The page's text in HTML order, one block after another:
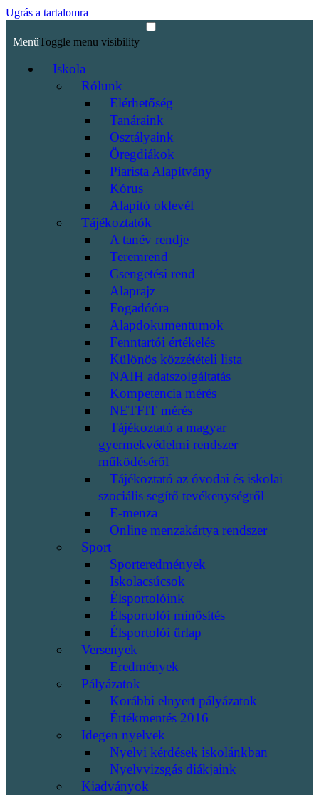
Ugrás a tartalomra
MenüToggle menu visibility
Iskola
Rólunk
Elérhetőség
Tanáraink
Osztályaink
Öregdiákok
Piarista Alapítvány
Kórus
Alapító oklevél
Tájékoztatók
A tanév rendje
Teremrend
Csengetési rend
Alaprajz
Fogadóóra
Alapdokumentumok
Fenntartói értékelés
Különös közzétételi lista
NAIH adatszolgáltatás
Kompetencia mérés
NETFIT mérés
Tájékoztató a magyar
gyermekvédelmi rendszer
működéséről
Tájékoztató az óvodai és iskolai
szociális segítő tevékenységről
E-menza
Online menzakártya rendszer
Sport
Sporteredmények
Iskolacsúcsok
Élsportolóink
Élsportolói minősítés
Élsportolói űrlap
Versenyek
Eredmények
Pályázatok
Korábbi elnyert pályázatok
Értékmentés 2016
Idegen nyelvek
Nyelvi kérdések iskolánkban
Nyelvvizsgás diákjaink
Kiadványok